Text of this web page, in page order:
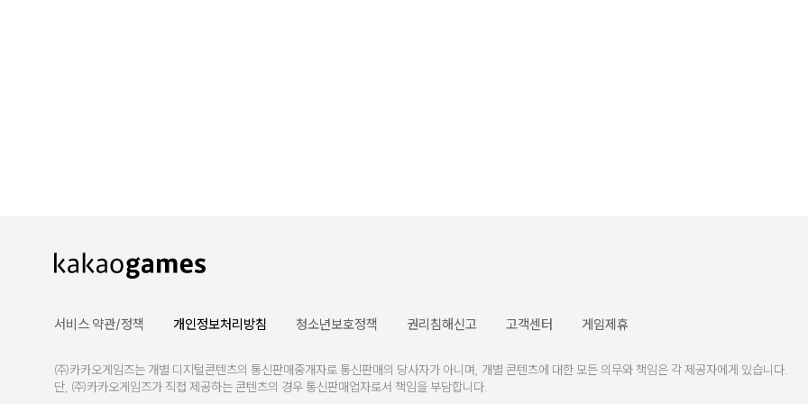
서비스 약관/정책 개인정보처리방침 청소년보호정책 권리침해신고 고객센터 게임제휴
㈜카카오게임즈는 개별 디지털콘텐츠의 통신판매중개자로 통신판매의 당사자가 아니며, 개별 콘텐츠에 대한 모든 의무와 책임은 각 제공자에게 있습니다.
단, ㈜카카오게임즈가 직접 제공하는 콘텐츠의 경우 통신판매업자로서 책임을 부담합니다.